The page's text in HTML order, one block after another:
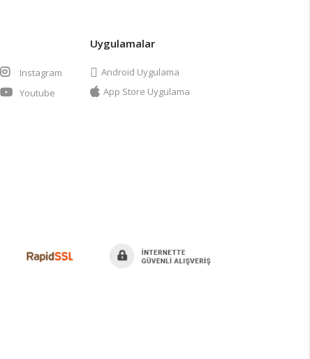
Instagram
Youtube
Uygulamalar
Android Uygulama
App Store Uygulama